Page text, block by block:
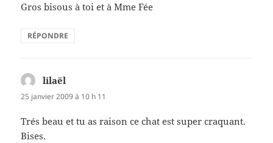
Gros bisous à toi et à Mme Fée
RÉPONDRE
lilaël
25 janvier 2009 à 10 h 11
Trés beau et tu as raison ce chat est super craquant.
Bises.